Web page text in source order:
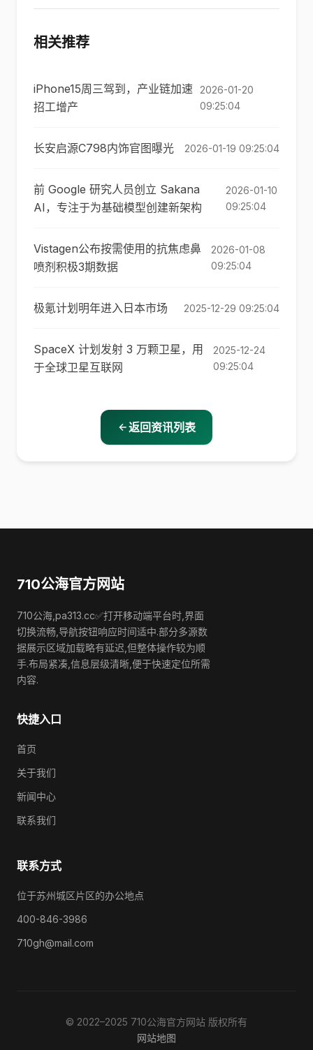
相关推荐
iPhone15周三驾到，产业链加速
招工增产
2026-01-20
09:25:04
长安启源C798内饰官图曝光 2026-01-19 09:25:04
前 Google 研究人员创立 Sakana
AI，专注于为基础模型创建新架构
2026-01-10
09:25:04
Vistagen公布按需使用的抗焦虑鼻
喷剂积极3期数据
2026-01-08
09:25:04
极氪计划明年进入日本市场 2025-12-29 09:25:04
SpaceX 计划发射 3 万颗卫星，用
于全球卫星互联网
2025-12-24
09:25:04
返回资讯列表
710公海官方网站
710公海,pa313.cc✅打开移动端平台时,界面
切换流畅,导航按钮响应时间适中.部分多源数
据展示区域加载略有延迟,但整体操作较为顺
手.布局紧凑,信息层级清晰,便于快速定位所需
内容.
快捷入口
首页
关于我们
新闻中心
联系我们
联系方式
位于苏州城区片区的办公地点
400-846-3986
710gh@mail.com
© 2022–2025 710公海官方网站 版权所有
网站地图